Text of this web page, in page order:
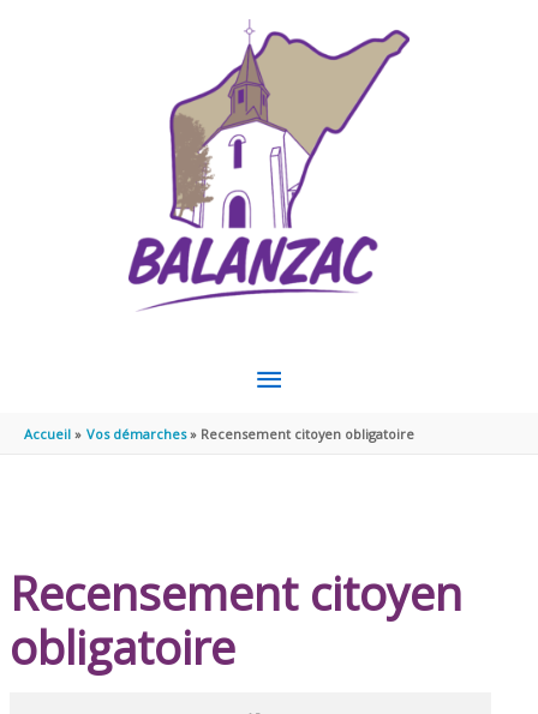
MENU
PRINCIPAL
Accueil Vos démarches Recensement citoyen obligatoire
Recensement citoyen
obligatoire